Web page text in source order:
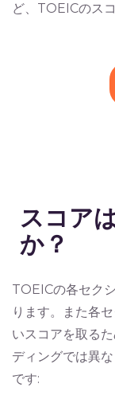
ど、TOEICのス
スコア
か？
TOEICの各セク
ります。また各
いスコアを取る
ディングでは異
です: